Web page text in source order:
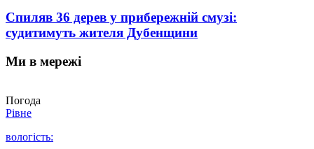
Спиляв 36 дерев у прибережній смузі:
судитимуть жителя Дубенщини
Ми в мережі
Погода
Рівне
вологість: